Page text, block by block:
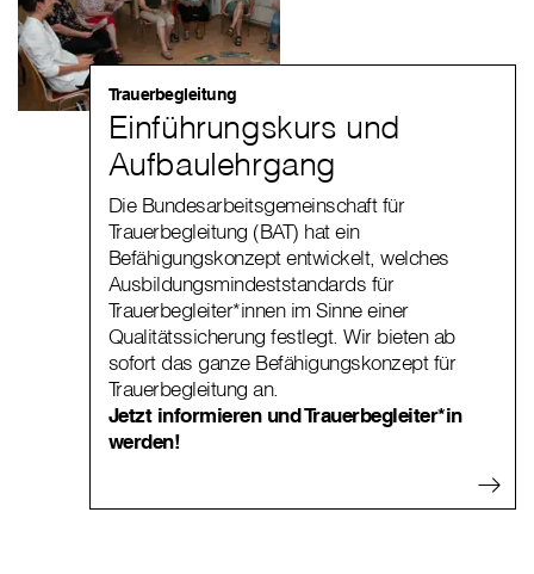
Trauerbegleitung
Einführungskurs und
Aufbaulehrgang
Die Bundesarbeitsgemeinschaft für
Trauerbegleitung (BAT) hat ein
Befähigungskonzept entwickelt, welches
Ausbildungsmindeststandards für
Trauerbegleiter*innen im Sinne einer
Qualitätssicherung festlegt. Wir bieten ab
sofort das ganze Befähigungskonzept für
Trauerbegleitung an.
Jetzt informieren und Trauerbegleiter*in
werden!